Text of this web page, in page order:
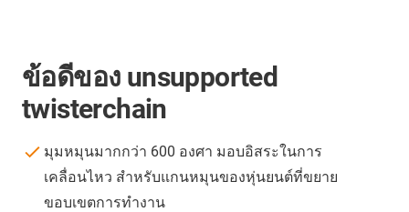
ข้อดีของ unsupported
twisterchain
มุมหมุนมากกว่า 600 องศา มอบอิสระในการ
เคลื่อนไหว สำหรับแกนหมุนของหุ่นยนต์ที่ขยาย
ขอบเขตการทำงาน